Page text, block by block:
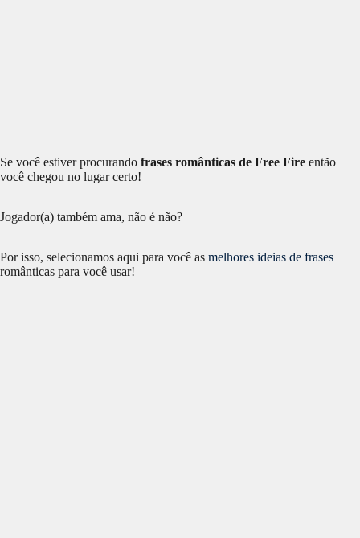
Se você estiver procurando frases românticas de Free Fire então
você chegou no lugar certo!
Jogador(a) também ama, não é não?
Por isso, selecionamos aqui para você as melhores ideias de frases
românticas para você usar!